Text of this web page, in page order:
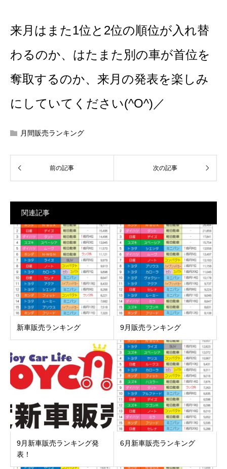
来月はまた1位と2位の順位が入れ替
わるのか、はたまた別の車が首位を
奪取するのか、来月の発表を楽しみ
にしていてください(^O^)／
月間販売ランキング
関連記事
新車販売ランキング 9月販売ランキング
9月新車販売ランキング発
表！
6月新車販売ランキング